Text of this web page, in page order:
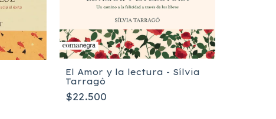
El Amor y la lectura - Sílvia
Tarragó
$22.500